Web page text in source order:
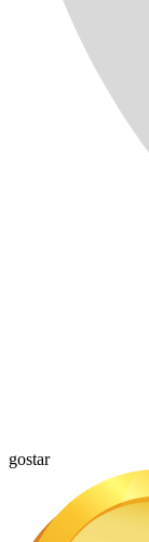
gostar